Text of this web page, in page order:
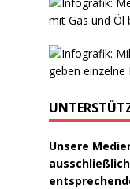
Unsere